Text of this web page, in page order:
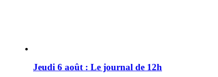
Jeudi 6 août : Le journal de 12h